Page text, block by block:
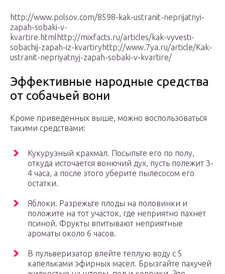
http://www.polsov.com/8598-kak-ustranit-neprijatnyi-
zapah-sobaki-v-
kvartire.htmlhttp://mixfacts.ru/articles/kak-vyvesti-
sobachij-zapah-iz-kvartiryhttp://www.7ya.ru/article/Kak-
ustranit-nepriyatnyj-zapah-sobaki-v-kvartire/
Эффективные народные средства
от собачьей вони
Кроме приведенных выше, можно воспользоваться
такими средствами:
Кукурузный крахмал. Посыпьте его по полу,
откуда источается вонючий дух, пусть полежит 3-
4 часа, а после этого уберите пылесосом его
остатки.
Яблоки. Разрежьте плоды на половинки и
положите на тот участок, где неприятно пахнет
псиной. Фрукты впитывают неприятные
ароматы около 6 часов.
В пульверизатор влейте теплую воду с 5
капельками эфирных масел. Брызгайте пахучей